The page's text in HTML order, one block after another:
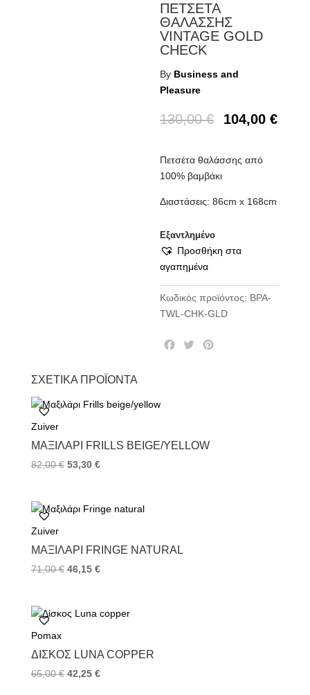
ΠΕΤΣΕΤΑ
ΘΑΛΑΣΣΗΣ
VINTAGE GOLD
CHECK
By Business and
Pleasure
130,00€ 104,00€
Πετσέτα θαλάσσης από
100% βαμβάκι
Διαστάσεις: 86cm x 168cm
Εξαντλημένο
Προσθήκη στα
αγαπημένα
Κωδικός προϊόντος: BPA-
TWL-CHK-GLD
k
T
ΣΧΕΤΙΚΆ ΠΡΟΪΌΝΤΑ
Zuiver
ΜΑΞΙΛΆΡΙ FRILLS BEIGE/YELLOW
82,00€ 53,30 €
Zuiver
ΜΑΞΙΛΆΡΙ FRINGE NATURAL
71,00€ 46,15 €
Pomax
ΔΊΣΚΟΣ LUNA COPPER
65,00€ 42,25 €